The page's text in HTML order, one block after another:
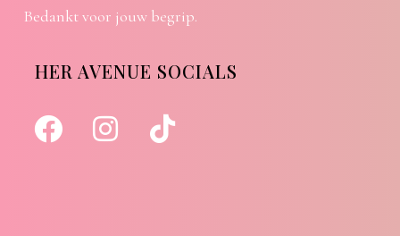
Bedankt voor jouw begrip.
HER AVENUE SOCIALS